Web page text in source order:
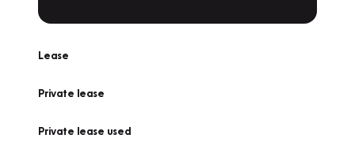
Lease
Private lease
Private lease used